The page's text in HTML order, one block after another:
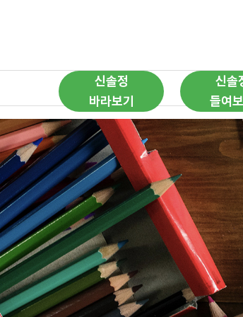
신솔정
바라보기
신솔
들여보